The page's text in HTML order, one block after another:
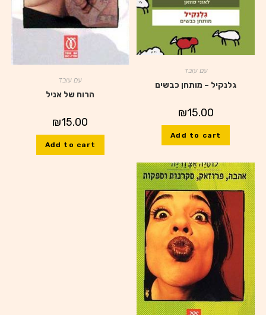
עם עובד
גלנקיל – מותחן כבשים
₪15.00
Add to cart
עם עובד
הרוח של אניל
₪15.00
Add to cart